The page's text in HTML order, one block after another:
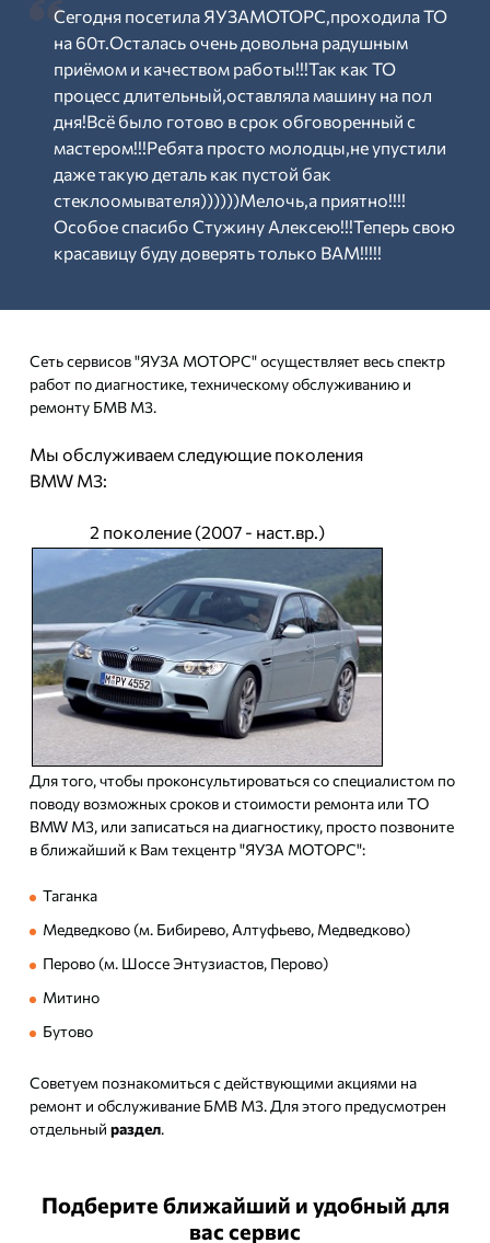
Сегодня посетила ЯУЗАМОТОРС,проходила ТО
на 60т.Осталась очень довольна радушным
приёмом и качеством работы!!!Так как ТО
процесс длительный,оставляла машину на пол
дня!Всё было готово в срок обговоренный с
мастером!!!Ребята просто молодцы,не упустили
даже такую деталь как пустой бак
стеклоомывателя))))))Мелочь,а приятно!!!!
Особое спасибо Стужину Алексею!!!Теперь свою
красавицу буду доверять только ВАМ!!!!!
Сеть сервисов "ЯУЗА МОТОРС" осуществляет весь спектр
работ по диагностике, техническому обслуживанию и
ремонту БМВ М3.
Мы обслуживаем следующие поколения
BMW M3:
2 поколение (2007 - наст.вр.)
Для того, чтобы проконсультироваться со специалистом по
поводу возможных сроков и стоимости ремонта или ТО
BMW M3, или записаться на диагностику, просто позвоните
в ближайший к Вам техцентр "ЯУЗА МОТОРС":
Таганка
Медведково (м. Бибирево, Алтуфьево, Медведково)
Перово (м. Шоссе Энтузиастов, Перово)
Митино
Бутово
Советуем познакомиться с действующими акциями на
ремонт и обслуживание БМВ М3. Для этого предусмотрен
отдельный раздел.
Подберите ближайший и удобный для
вас сервис